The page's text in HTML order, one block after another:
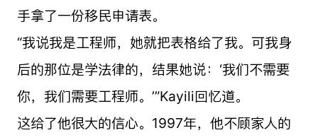
手拿了一份移民申请表。
“我说我是工程师，她就把表格给了我。可我身
后的那位是学法律的，结果她说：‘我们不需要
你，我们需要工程师。’”Kayili回忆道。
这给了他很大的信心。1997年，他不顾家人的